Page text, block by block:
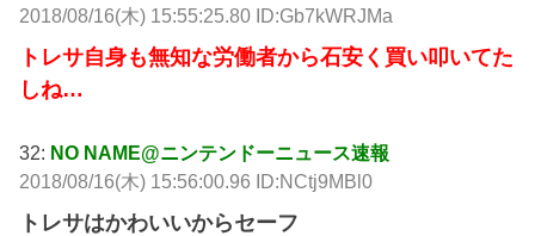
2018/08/16(木) 15:55:25.80 ID:Gb7kWRJMa
トレサ自身も無知な労働者から石安く買い叩いてた
しね…
32: NO NAME@ニンテンドーニュース速報
2018/08/16(木) 15:56:00.96 ID:NCtj9MBl0
トレサはかわいいからセーフ